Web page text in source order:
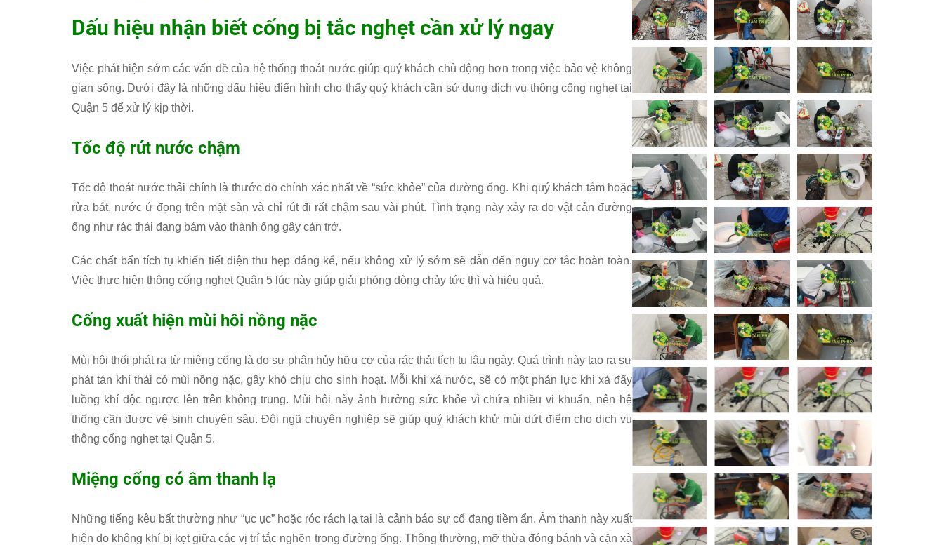
Dấu hiệu nhận biết cống bị tắc nghẹt cần xử lý ngay
Việc phát hiện sớm các vấn đề của hệ thống thoát nước giúp quý khách chủ động hơn trong việc bảo vệ không
gian sống. Dưới đây là những dấu hiệu điển hình cho thấy quý khách cần sử dụng dịch vụ thông cống nghẹt tại
Quận 5 để xử lý kịp thời.
Tốc độ rút nước chậm
Tốc độ thoát nước thải chính là thước đo chính xác nhất về “sức khỏe” của đường ống. Khi quý khách tắm hoặc
rửa bát, nước ứ đọng trên mặt sàn và chỉ rút đi rất chậm sau vài phút. Tình trạng này xảy ra do vật cản đường
ống như rác thải đang bám vào thành ống gây cản trở.
Các chất bẩn tích tụ khiến tiết diện thu hẹp đáng kể, nếu không xử lý sớm sẽ dẫn đến nguy cơ tắc hoàn toàn.
Việc thực hiện thông cống nghẹt Quận 5 lúc này giúp giải phóng dòng chảy tức thì và hiệu quả.
Cống xuất hiện mùi hôi nồng nặc
Mùi hôi thối phát ra từ miệng cống là do sự phân hủy hữu cơ của rác thải tích tụ lâu ngày. Quá trình này tạo ra sự
phát tán khí thải có mùi nồng nặc, gây khó chịu cho sinh hoạt. Mỗi khi xả nước, sẽ có một phản lực khi xả đẩy
luồng khí độc ngược lên trên không trung. Mùi hôi này ảnh hưởng sức khỏe vì chứa nhiều vi khuẩn, nên hệ
thống cần được vệ sinh chuyên sâu. Đội ngũ chuyên nghiệp sẽ giúp quý khách khử mùi dứt điểm cho dịch vụ
thông cống nghẹt tại Quận 5.
Miệng cống có âm thanh lạ
Những tiếng kêu bất thường như “ục ục” hoặc róc rách lạ tai là cảnh báo sự cố đang tiềm ẩn. Âm thanh này xuất
hiện do không khí bị kẹt giữa các vị trí tắc nghẽn trong đường ống. Thông thường, mỡ thừa đóng bánh và cặn xà